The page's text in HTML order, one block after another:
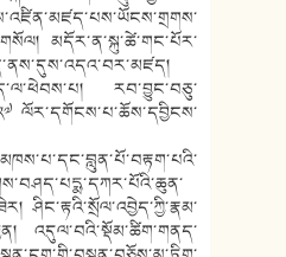
མདོར་ན་སྐུ་ཚེ་གང་པོར་
རབ་བྱུང་བཅུ་
ལོར་དགོངས་པ་ཆོས་དབྱིངས་
ཤིང་རྟའི་སྲོལ་འབྱེད་ཀྱི་རྣམ་
འདུལ་བའི་སྡོམ་ཚིག་གནད་